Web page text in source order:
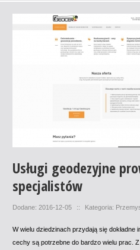
Usługi geodezyjne
specjalistów
Dodane: 2016-12-05 :: Kategoria:
W wielu dziedzinach przydają się dokładne
cechy są potrzebne do bardzo wielu prac.